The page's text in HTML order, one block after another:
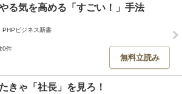
る気を高める「すごい！」手法
PHPビジネス新書
0件
無料立読み
きゃ「社長」を見ろ！